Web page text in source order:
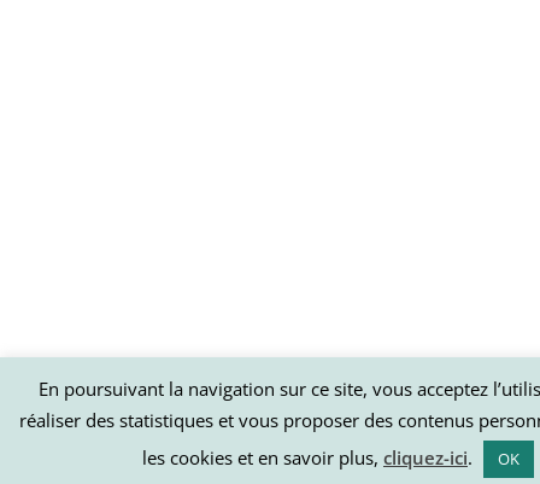
En poursuivant la navigation sur ce site, vous acceptez
réaliser des statistiques et vous proposer des contenus
les cookies et en savoir plus, cliquez-ici. OK